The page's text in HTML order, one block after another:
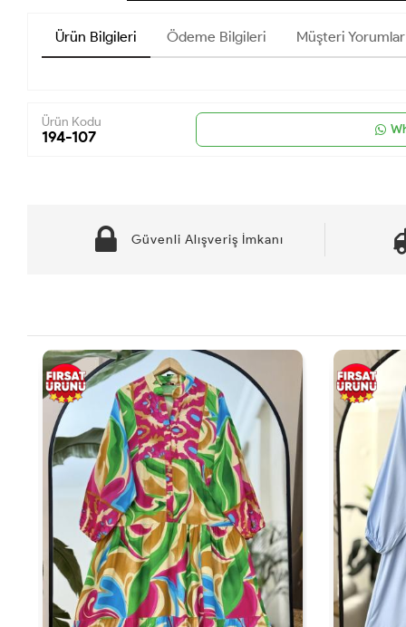
Ürün Bilgileri Ödeme Bilgileri Müşteri
Ürün Kodu
194-107
Güvenli Alışveriş İmkanı